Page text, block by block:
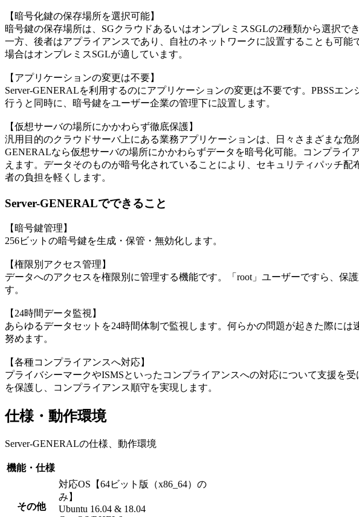
【暗号化鍵の保存場所を選択可能】
暗号鍵の保存場所は、SGクラウドあるいはオンプレミスSGLの2種類から選択で
一方、後者はアプライアンスであり、自社のネットワークに設置することも可能
場合はオンプレミスSGLが適しています。
【アプリケーションの変更は不要】
Server-GENERALを利用するのにアプリケーションの変更は不要です。PBSSエ
行うと同時に、暗号鍵をユーザー企業の管理下に設置します。
【仮想サーバの場所にかかわらず徹底保護】
汎用目的のクラウドサーバ上にある業務アプリケーションは、日々さまざまな危
GENERALなら仮想サーバの場所にかかわらずデータを暗号化可能。コンプライ
えます。データそのものが暗号化されていることにより、セキュリティパッチ配
者の負担を軽くします。
Server-GENERALでできること
【暗号鍵管理】
256ビットの暗号鍵を生成・保管・無効化します。
【権限別アクセス管理】
データへのアクセスを権限別に管理する機能です。「root」ユーザーですら、保
す。
【24時間データ監視】
あらゆるデータセットを24時間体制で監視します。何らかの問題が起きた際には
努めます。
【各種コンプライアンスへ対応】
プライバシーマークやISMSといったコンプライアンスへの対応について支援を
を保護し、コンプライアンス順守を実現します。
仕様・動作環境
Server-GENERALの仕様、動作環境
機能・仕様
その他
対応OS【64ビット版（x86_64）の
み】
Ubuntu 16.04 & 18.04